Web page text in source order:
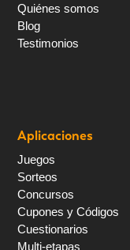
Quiénes somos
Blog
Testimonios
Aplicaciones
Juegos
Sorteos
Concursos
Cupones y Códigos
Cuestionarios
Multi-etapas